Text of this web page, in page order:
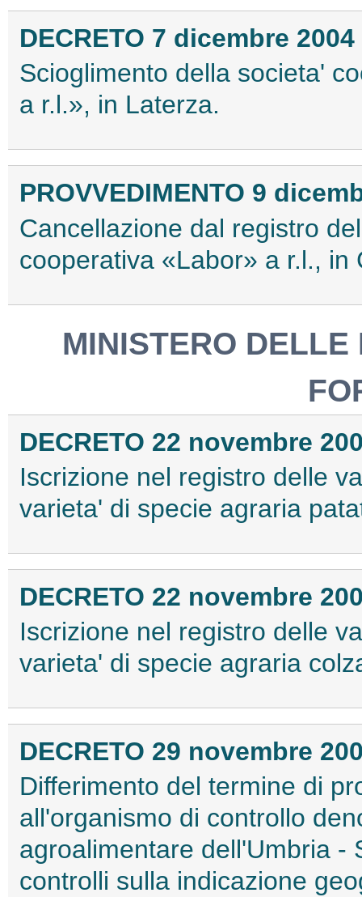
DECRETO 7 dicembre 2004
Scioglimento della societa'
a r.l.», in Laterza.
PROVVEDIMENTO 9
Cancellazione dal registro
cooperativa «Labor» a r.l., in
MINISTERO
DECRETO 22 novembre
Iscrizione nel registro delle
varieta' di specie agraria
DECRETO 22 novembre
Iscrizione nel registro delle
varieta' di specie agraria
DECRETO 29 novembre
Differimento del termine di
all'organismo di controllo
agroalimentare dell'Umbria -
controlli sulla indicazione